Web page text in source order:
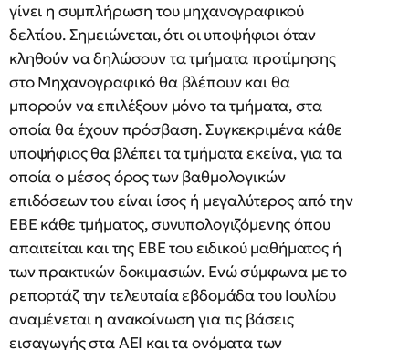
γίνει η συμπλήρωση του μηχανογραφικού
δελτίου. Σημειώνεται, ότι οι υποψήφιοι όταν
κληθούν να δηλώσουν τα τμήματα προτίμησης
στο Μηχανογραφικό θα βλέπουν και θα
μπορούν να επιλέξουν μόνο τα τμήματα, στα
οποία θα έχουν πρόσβαση. Συγκεκριμένα κάθε
υποψήφιος θα βλέπει τα τμήματα εκείνα, για τα
οποία ο μέσος όρος των βαθμολογικών
επιδόσεων του είναι ίσος ή μεγαλύτερος από την
ΕΒΕ κάθε τμήματος, συνυπολογιζόμενης όπου
απαιτείται και της ΕΒΕ του ειδικού μαθήματος ή
των πρακτικών δοκιμασιών. Ενώ σύμφωνα με το
ρεπορτάζ την τελευταία εβδομάδα του Ιουλίου
αναμένεται η ανακοίνωση για τις βάσεις
εισαγωγής στα ΑΕΙ και τα ονόματα των